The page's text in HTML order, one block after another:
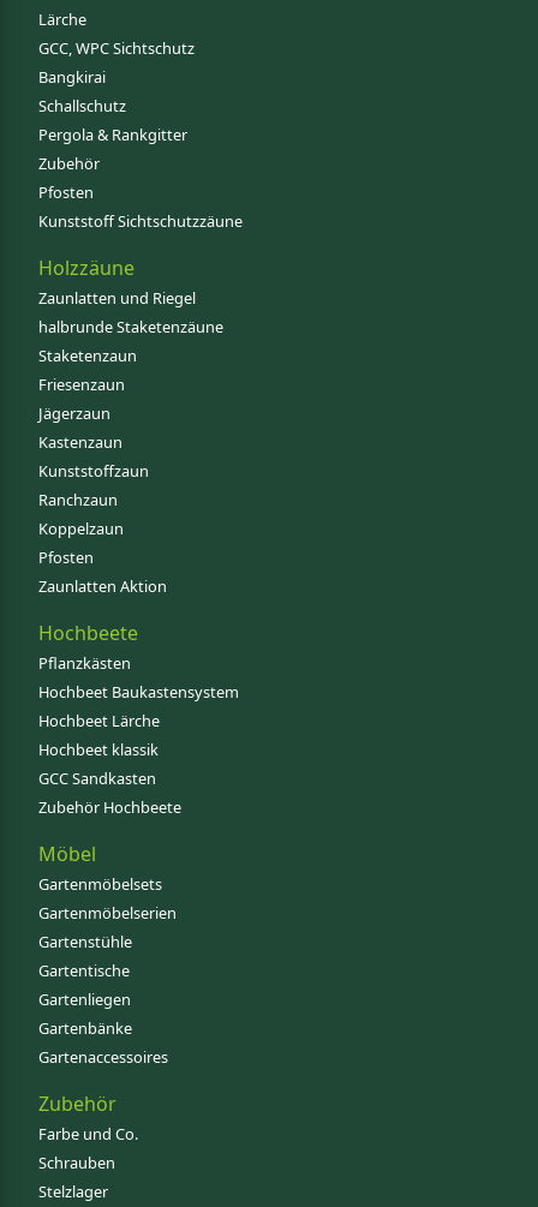
Lärche
GCC, WPC Sichtschutz
Bangkirai
Schallschutz
Pergola & Rankgitter
Zubehör
Pfosten
Kunststoff Sichtschutzzäune
Holzzäune
Zaunlatten und Riegel
halbrunde Staketenzäune
Staketenzaun
Friesenzaun
Jägerzaun
Kastenzaun
Kunststoffzaun
Ranchzaun
Koppelzaun
Pfosten
Zaunlatten Aktion
Hochbeete
Pflanzkästen
Hochbeet Baukastensystem
Hochbeet Lärche
Hochbeet klassik
GCC Sandkasten
Zubehör Hochbeete
Möbel
Gartenmöbelsets
Gartenmöbelserien
Gartenstühle
Gartentische
Gartenliegen
Gartenbänke
Gartenaccessoires
Zubehör
Farbe und Co.
Schrauben
Stelzlager